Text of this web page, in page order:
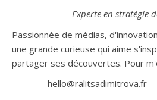
Experte en stratégie
Passionnée de médias,
une grande curieuse qui aime
partager ses découvertes. Pour
hello@ralitsadimitrova.fr